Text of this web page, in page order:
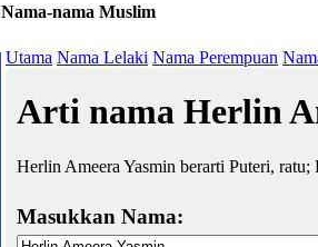
Nama-nama Muslim
Utama Nama Lelaki Nama Perempuan
Arti nama Herlin
Herlin Ameera Yasmin berarti Puteri, ratu;
Masukkan Nama: